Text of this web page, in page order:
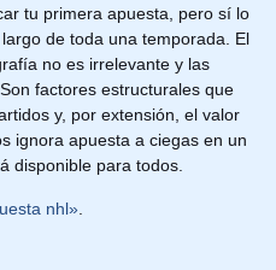
tu primera apuesta, pero sí lo
de toda una temporada. El
no es irrelevante y las
factores estructurales que
y, por extensión, el valor
ignora apuesta a ciegas en un
disponible para todos.
nhl»